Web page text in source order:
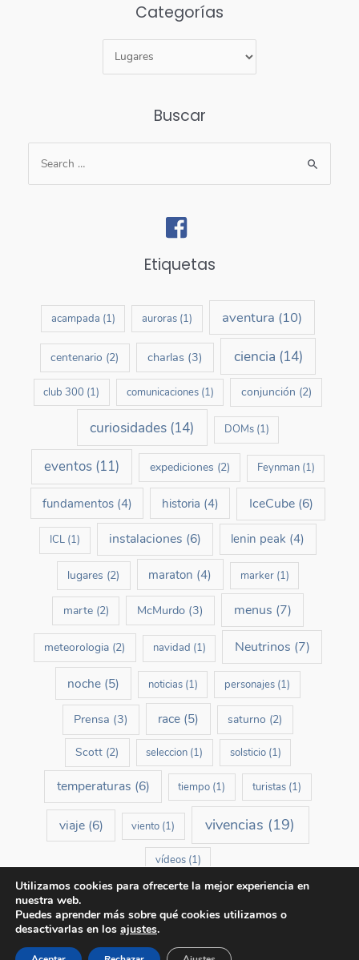
Categorías
Buscar
Etiquetas
acampada (1) auroras (1) aventura (10)
centenario (2) charlas(3) ciencia (14)
club 300 (1) comunicaciones(1) conjunción (2)
curiosidades (14) DOMs(1)
eventos(11) expediciones (2) Feynman(1)
fundamentos(4) historia (4) IceCube(6)
ICL(1) instalaciones (6) lenin peak (4)
lugares (2) maraton (4) marker(1)
marte(2) McMurdo (3) menus (7)
meteorologia (2) navidad (1) Neutrinos (7)
noche (5) noticias(1) personajes (1)
Prensa (3) race (5) saturno (2)
Scott (2) seleccion (1) solsticio(1)
temperaturas (6) tiempo (1) turistas(1)
viaje(6) viento (1) vivencias (19)
vídeos(1)
Copyright © 2026 El día más largo de mi vida | Un blog de Carlos Pobes
Utilizamos cookies para ofrecerte la mejor experiencia en
nuestra web.
Puedes aprender más sobre qué cookies utilizamos o
desactivarlas en los ajustes.